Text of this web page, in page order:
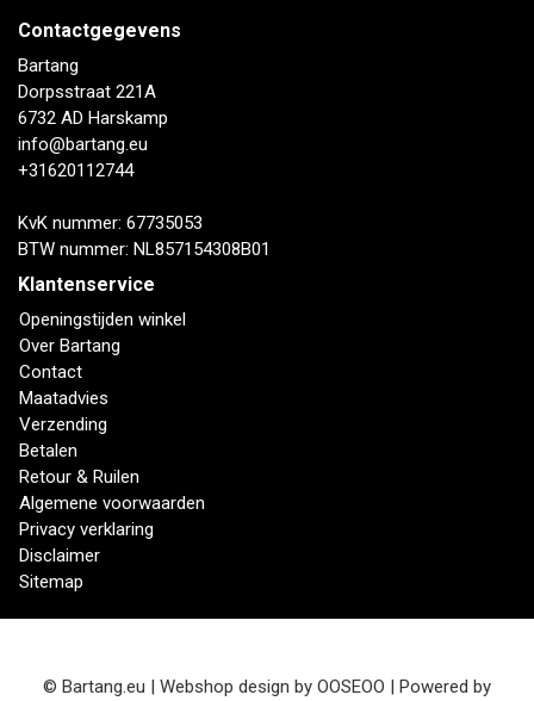
Contactgegevens
Bartang
Dorpsstraat 221A
6732 AD Harskamp
info@bartang.eu
+31620112744
KvK nummer: 67735053
BTW nummer: NL857154308B01
Klantenservice
Openingstijden winkel
Over Bartang
Contact
Maatadvies
Verzending
Betalen
Retour & Ruilen
Algemene voorwaarden
Privacy verklaring
Disclaimer
Sitemap
© Bartang.eu | Webshop design by OOSEOO | Powered by